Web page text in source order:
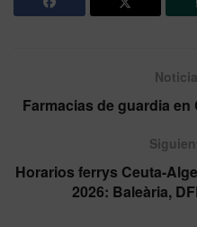
Farmacias de guardia en
Horarios ferrys Ceuta-
2026: Baleària,